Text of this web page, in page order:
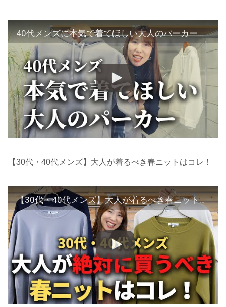
40代メンズに本気で着てほしい大人のパーカーはコレ！おすすめポイントはこの４つ
【30代・40代メンズ】大人が着るべき春ニットはコレ！
【30代・40代メンズ】大人が着るべき春ニットはコレ！